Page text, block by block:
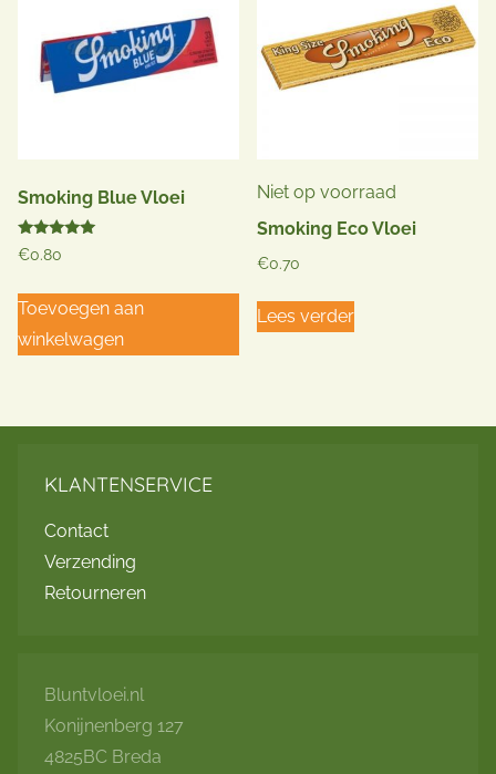
Smoking Blue Vloei
Gewaardeerd
5.00
€0.80
Toevoegen aan
winkelwagen
Niet op voorraad
Smoking Eco Vloei
€0.70
Lees verder
KLANTENSERVICE
Contact
Verzending
Retourneren
Bluntvloei.nl
Konijnenberg 127
4825BC Breda